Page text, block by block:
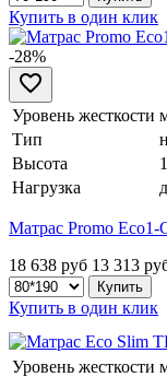
Купить в один клик
-28%
Уровень жесткости
Тип
Высота
Нагрузка
Матрас Promo Eco1-
18 638 руб 13 313
Купить в один клик
Уровень жесткости